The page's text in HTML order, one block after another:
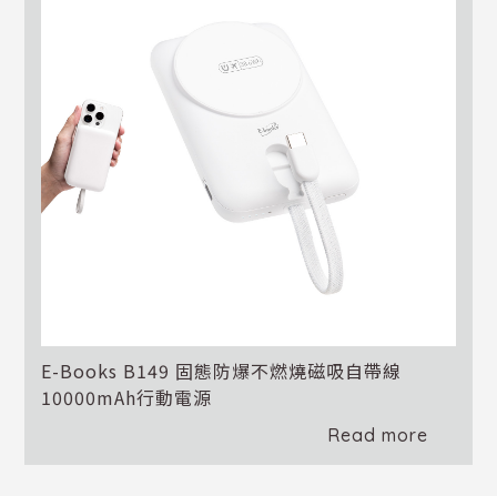
E-Books B149 固態防爆不燃燒磁吸自帶線
10000mAh行動電源
Read more